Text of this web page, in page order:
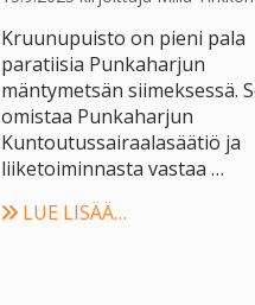
Kruunupuisto on pieni pala
paratiisia Punkaharjun
mäntymetsän siimeksessä.
omistaa Punkaharjun
Kuntoutussairaalasäätiö ja
liiketoiminnasta vastaa …
LUE LISÄÄ…